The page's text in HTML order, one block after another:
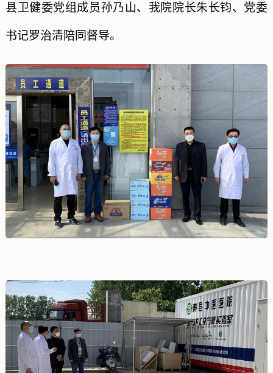
县卫健委党组成员孙乃山、我院院长朱长钧、党委
书记罗治清陪同督导。